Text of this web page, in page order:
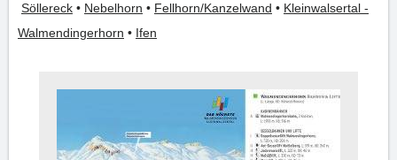
Söllereck • Nebelhorn • Fellhorn/Kanzelwand • Kleinwalsertal -
Walmendingerhorn • Ifen